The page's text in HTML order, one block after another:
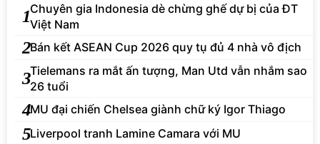
1Chuyên gia Indonesia dè chừng ghế dự bị của ĐT
Việt Nam
2Bán kết ASEAN Cup 2026 quy tụ đủ 4 nhà vô địch
3Tielemans ra mắt ấn tượng, Man Utd vẫn nhắm sao
26 tuổi
4MU đại chiến Chelsea giành chữ ký Igor Thiago
5Liverpool tranh Lamine Camara với MU